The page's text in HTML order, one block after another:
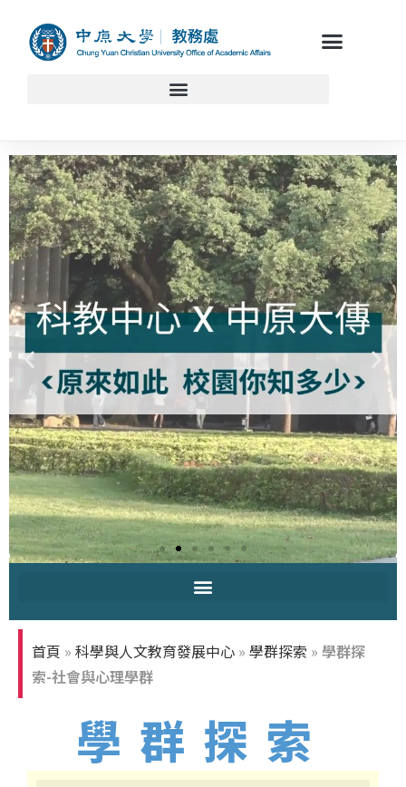
中原大學-你
知多少
首頁 » 科學與人文教育發展中心 » 學群探索 » 學群探
索-社會與心理學群
學群探索